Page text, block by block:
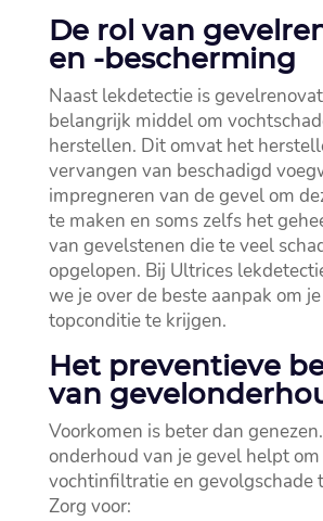
De rol van
en -bescherming
Naast lekdetectie is
belangrijk middel om
herstellen.​ Dit omvat het
vervangen van beschadigd
impregneren van de gevel om
te maken en soms zelfs het
van gevelstenen die te veel
opgelopen.​ Bij Ultrices
we je over de beste aanpak om
topconditie te krijgen.​
Het preventieve
van
Voorkomen is beter dan
onderhoud van je gevel helpt om
vochtinfiltratie en gevolgschade
Zorg voor: